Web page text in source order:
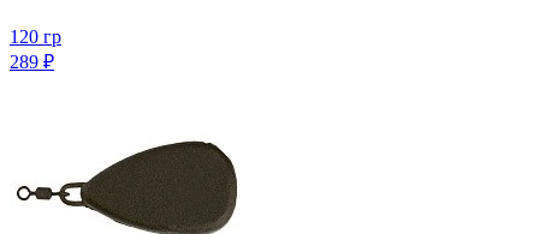
120 гр
289 ₽